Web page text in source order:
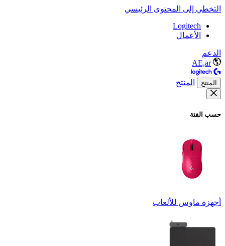
التخطي إلى المحتوى الرئيسي
Logitech
الأعمال
الدعم
AE,ar
المنتج المنتج
حسب الفئة
أجهزة ماوس للألعاب